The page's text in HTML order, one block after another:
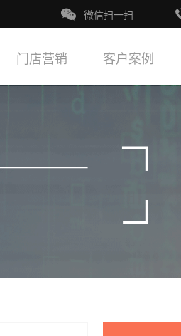
微信扫一扫
门店营销 客户案例